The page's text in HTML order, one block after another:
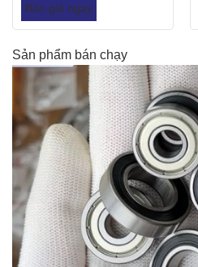
Báo giá ngay
Sản phẩm bán chạy